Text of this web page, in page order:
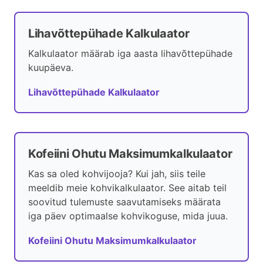
Lihavõttepühade Kalkulaator
Kalkulaator määrab iga aasta lihavõttepühade
kuupäeva.
Lihavõttepühade Kalkulaator
Kofeiini Ohutu Maksimumkalkulaator
Kas sa oled kohvijooja? Kui jah, siis teile
meeldib meie kohvikalkulaator. See aitab teil
soovitud tulemuste saavutamiseks määrata
iga päev optimaalse kohvikoguse, mida juua.
Kofeiini Ohutu Maksimumkalkulaator